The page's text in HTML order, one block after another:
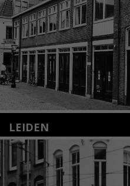
LEIDEN
Nieuwstraat 35
2312 KA Leiden
+31(0)71 – 52 84 480
info@kunsthuisleiden.nl